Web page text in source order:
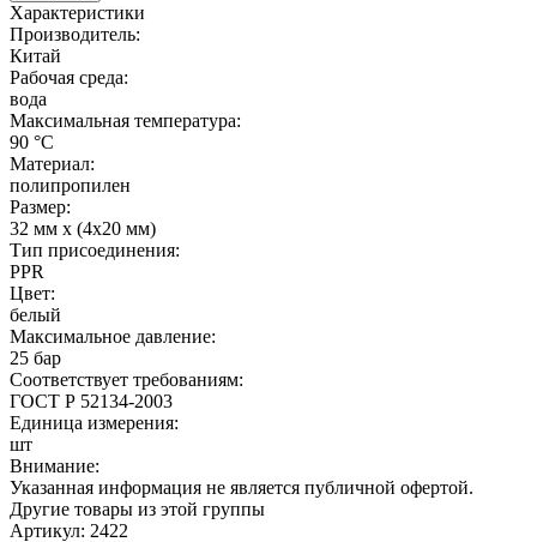
Характеристики
Производитель:
Китай
Рабочая среда:
вода
Максимальная температура:
90 °C
Материал:
полипропилен
Размер:
32 мм х (4х20 мм)
Тип присоединения:
PPR
Цвет:
белый
Максимальное давление:
25 бар
Соответствует требованиям:
ГОСТ Р 52134-2003
Единица измерения:
шт
Внимание:
Указанная информация не является публичной офертой.
Другие товары из этой группы
Артикул: 2422